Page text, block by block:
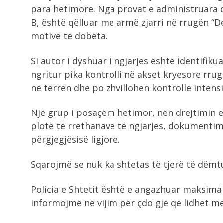
para hetimore. Nga provat e administruara
B, është qëlluar me armë zjarri në rrugën
motive të dobëta.
Si autor i dyshuar i ngjarjes është
ngritur pika kontrolli në akset kryesore
në terren dhe po zhvillohen kontrolle
Një grup i posaçëm hetimor, nën drejtimin
plotë të rrethanave të ngjarjes,
përgjegjësisë ligjore.
Sqarojmë se nuk ka shtetas të tjerë të
Policia e Shtetit është e angazhuar
informojmë në vijim për çdo gjë që lidhet